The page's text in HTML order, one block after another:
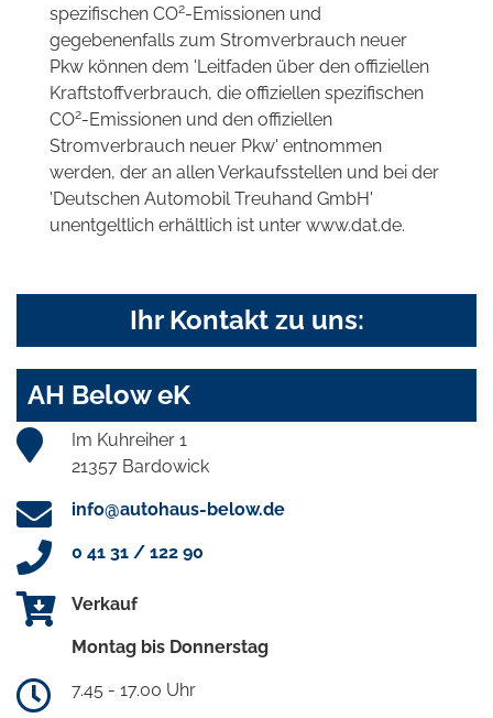
spezifischen CO2-Emissionen und
gegebenenfalls zum Stromverbrauch neuer
Pkw können dem 'Leitfaden über den offiziellen
Kraftstoffverbrauch, die offiziellen spezifischen
CO2-Emissionen und den offiziellen
Stromverbrauch neuer Pkw' entnommen
werden, der an allen Verkaufsstellen und bei der
'Deutschen Automobil Treuhand GmbH'
unentgeltlich erhältlich ist unter www.dat.de.
Ihr Kontakt zu uns:
AH Below eK
Im Kuhreiher 1
21357 Bardowick
info@autohaus-below.de
0 41 31 / 122 90
Verkauf
Montag bis Donnerstag
7.45 - 17.00 Uhr